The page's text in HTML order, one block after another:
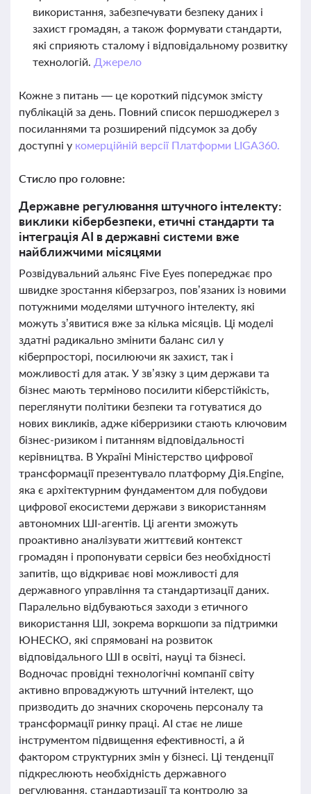
використання, забезпечувати безпеку даних і
захист громадян, а також формувати стандарти,
які сприяють сталому і відповідальному розвитку
технологій. Джерело
Кожне з питань — це короткий підсумок змісту
публікацій за день. Повний список першоджерел з
посиланнями та розширений підсумок за добу
доступні у комерційній версії Платформи LIGA360.
Стисло про головне:
Державне регулювання штучного інтелекту:
виклики кібербезпеки, етичні стандарти та
інтеграція AI в державні системи вже
найближчими місяцями
Розвідувальний альянс Five Eyes попереджає про
швидке зростання кіберзагроз, пов’язаних із новими
потужними моделями штучного інтелекту, які
можуть з’явитися вже за кілька місяців. Ці моделі
здатні радикально змінити баланс сил у
кіберпросторі, посилюючи як захист, так і
можливості для атак. У зв’язку з цим держави та
бізнес мають терміново посилити кіберстійкість,
переглянути політики безпеки та готуватися до
нових викликів, адже кіберризики стають ключовим
бізнес-ризиком і питанням відповідальності
керівництва. В Україні Міністерство цифрової
трансформації презентувало платформу Дія.Engine,
яка є архітектурним фундаментом для побудови
цифрової екосистеми держави з використанням
автономних ШІ-агентів. Ці агенти зможуть
проактивно аналізувати життєвий контекст
громадян і пропонувати сервіси без необхідності
запитів, що відкриває нові можливості для
державного управління та стандартизації даних.
Паралельно відбуваються заходи з етичного
використання ШІ, зокрема воркшопи за підтримки
ЮНЕСКО, які спрямовані на розвиток
відповідального ШІ в освіті, науці та бізнесі.
Водночас провідні технологічні компанії світу
активно впроваджують штучний інтелект, що
призводить до значних скорочень персоналу та
трансформації ринку праці. AI стає не лише
інструментом підвищення ефективності, а й
фактором структурних змін у бізнесі. Ці тенденції
підкреслюють необхідність державного
регулювання, стандартизації та контролю за